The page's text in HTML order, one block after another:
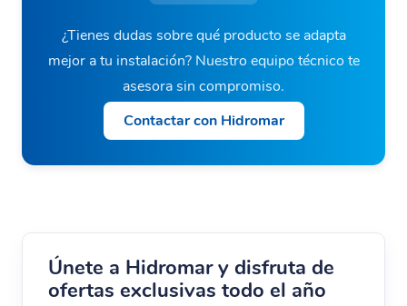
¿Tienes dudas sobre qué producto se adapta
mejor a tu instalación? Nuestro equipo técnico te
asesora sin compromiso.
Contactar con Hidromar
Únete a Hidromar y disfruta de
ofertas exclusivas todo el año